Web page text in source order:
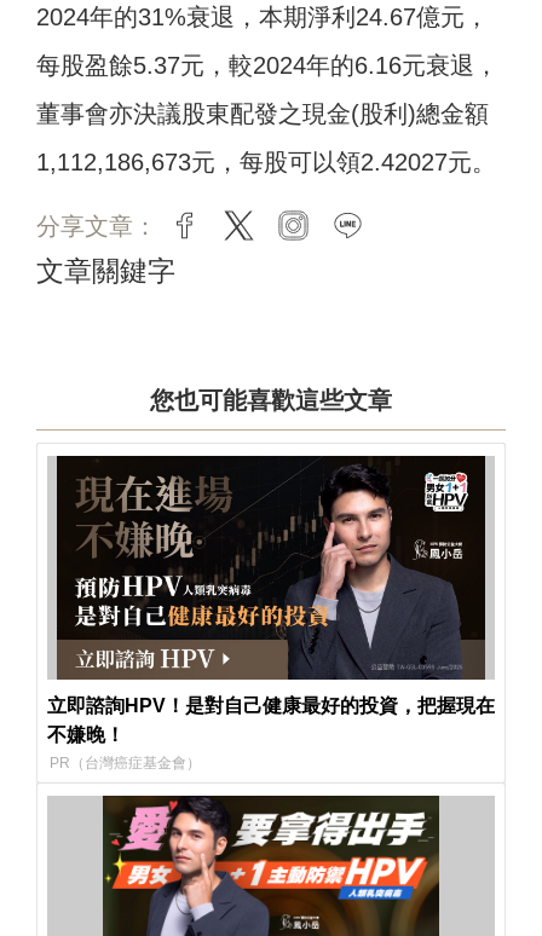
2024年的31%衰退，本期淨利24.67億元，
每股盈餘5.37元，較2024年的6.16元衰退，
董事會亦決議股東配發之現金(股利)總金額
1,112,186,673元，每股可以領2.42027元。
分享文章： facebook
twitter instagram
文章關鍵字
您也可能喜歡這些文章
立即諮詢HPV！是對自己健康最好的投資，把握現在
不嫌晚！
PR（台灣癌症基金會）